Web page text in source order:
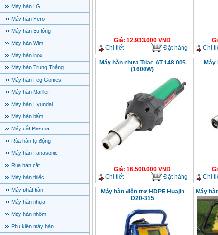
Máy hàn LG
Máy hàn Hero
Máy hàn Bu lông
Máy hàn Wim
Máy hàn inox
Máy hàn Trung Thắng
Máy hàn Feg Gomes
Máy hàn Marller
Máy hàn Hyundai
Máy hàn bấm
Máy cắt Plasma
Rùa hàn tự động
Máy hàn Panasonic
Rùa hàn cắt
Máy hàn thiếc
Máy phát hàn
Máy hàn nhựa
Máy hàn nhôm
Phụ kiện máy hàn
Giá: 12.933.000 VND
Chi tiết
Đặt hàng
Chi
Máy hàn nhựa Triac AT 148.005
(1600W)
Giá: 16.500.000 VND
Chi tiết
Đặt hàng
Máy
Chi
Máy hàn điện trở HDPE Huajin
D20-315
Máy